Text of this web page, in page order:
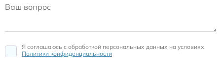
Я соглашаюсь c обработкой персональных данных на условиях
Политики конфиденциальности